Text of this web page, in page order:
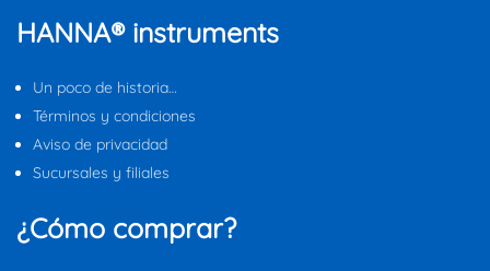
HANNA® instruments
Un poco de historia…
Términos y condiciones
Aviso de privacidad
Sucursales y filiales
¿Cómo comprar?